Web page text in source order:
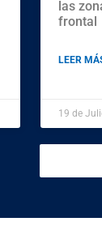
las
frontal
LEER
19 de